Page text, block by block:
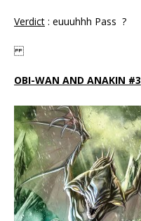
Verdict : euuuhhh Pass ?
OBI-WAN AND ANAKIN #3